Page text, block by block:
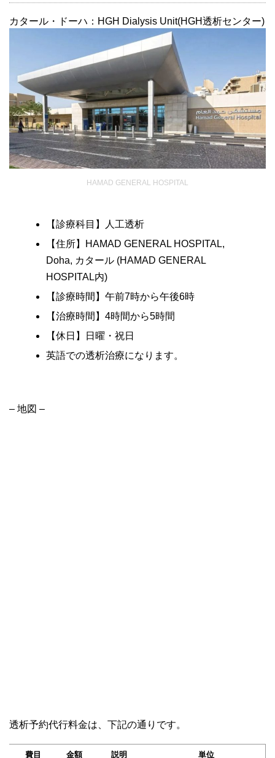
カタール・ドーハ：HGH Dialysis Unit(HGH透析センター)
HAMAD GENERAL HOSPITAL
【診療科目】人工透析
【住所】HAMAD GENERAL HOSPITAL,
Doha, カタール (HAMAD GENERAL
HOSPITAL内)
【診療時間】午前7時から午後6時
【治療時間】4時間から5時間
【休日】日曜・祝日
英語での透析治療になります。
– 地図 –
透析予約代行料金は、下記の通りです。
費目 金額 説明 単位